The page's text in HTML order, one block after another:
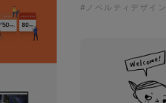
#ノベルティデザイン